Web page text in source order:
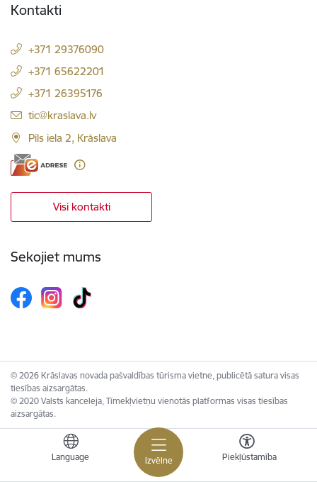
Izvēlne
Language Piekļūstamība
Kontakti
+371 29376090
+371 65622201
+371 26395176
E-pasts:
tic@kraslava.lv
Pils iela 2, Krāslava
Visi kontakti
Sekojiet mums
© 2026 Krāslavas novada pašvaldības tūrisma vietne, publicētā satura visas
tiesības aizsargātas.
© 2020 Valsts kanceleja, Tīmekļvietņu vienotās platformas visas tiesības
aizsargātas.